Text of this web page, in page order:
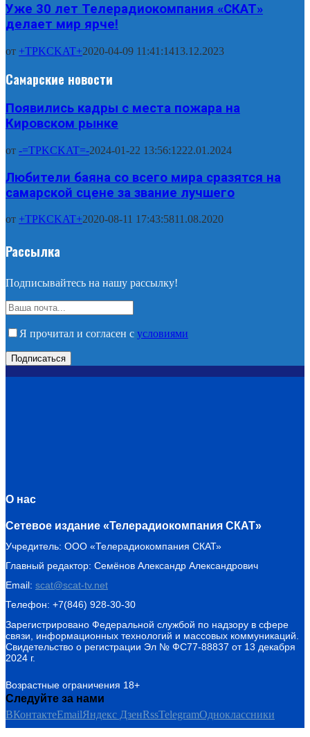
Уже 30 лет Телерадиокомпания «СКАТ»
делает мир ярче!
от +TPKCKAT+2020-04-09 11:41:1413.12.2023
Самарские новости
Появились кадры с места пожара на
Кировском рынке
от -=TPKCKAT=-2024-01-22 13:56:1222.01.2024
Любители баяна со всего мира сразятся на
самарской сцене за звание лучшего
от +TPKCKAT+2020-08-11 17:43:5811.08.2020
Рассылка
Подписывайтесь на нашу рассылку!
Я прочитал и согласен с условиями
О нас
Сетевое издание «Телерадиокомпания СКАТ»
Учредитель: ООО «Телерадиокомпания СКАТ»
Главный редактор: Семёнов Александр Александрович
Email: scat@scat-tv.net
Телефон: +7(846) 928-30-30
Зарегистрировано Федеральной службой по надзору в сфере
связи, информационных технологий и массовых коммуникаций.
Свидетельство о регистрации Эл № ФС77-88837 от 13 декабря
2024 г.
Возрастные ограничения 18+
Следуйте за нами
ВКонтактеEmailЯндекс ДзенRssTelegramОдноклассники